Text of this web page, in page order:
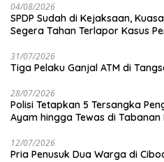
04/08/2026
SPDP Sudah di Kejaksaan,
Segera Tahan Terlapor Kasus
31/07/2026
Tiga Pelaku Ganjal ATM di
28/07/2026
Polisi Tetapkan 5 Tersangka
Ayam hingga Tewas di Tabanan
12/07/2026
Pria Penusuk Dua Warga di